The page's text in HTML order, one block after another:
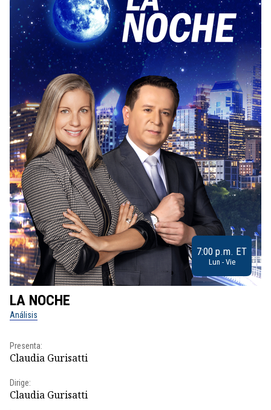
7:00 p.m. ET
Lun - Vie
LA NOCHE
Análisis
Presenta:
Claudia Gurisatti
Dirige:
Claudia Gurisatti